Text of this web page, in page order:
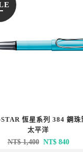
恆星系列 384 鋼珠
太平洋
NT$1,400 原
NT$840目